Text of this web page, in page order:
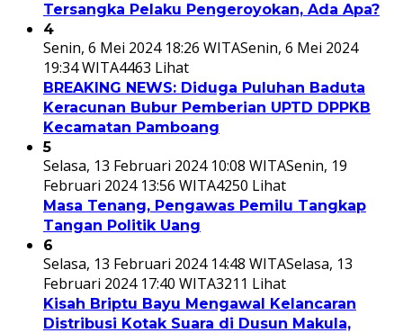
Tersangka Pelaku Pengeroyokan, Ada Apa?
4
Senin, 6 Mei 2024 18:26 WITASenin, 6 Mei 2024
19:34 WITA4463 Lihat
BREAKING NEWS: Diduga Puluhan Baduta
Keracunan Bubur Pemberian UPTD DPPKB
Kecamatan Pamboang
5
Selasa, 13 Februari 2024 10:08 WITASenin, 19
Februari 2024 13:56 WITA4250 Lihat
Masa Tenang, Pengawas Pemilu Tangkap
Tangan Politik Uang
6
Selasa, 13 Februari 2024 14:48 WITASelasa, 13
Februari 2024 17:40 WITA3211 Lihat
Kisah Briptu Bayu Mengawal Kelancaran
Distribusi Kotak Suara di Dusun Makula,